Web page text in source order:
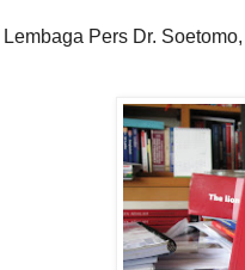
Lembaga Pers Dr.